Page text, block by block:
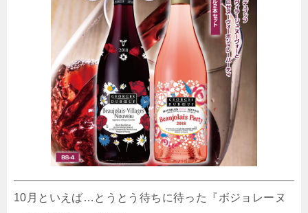
10月といえば…とうとう待ちに待った『ボジョレーヌ